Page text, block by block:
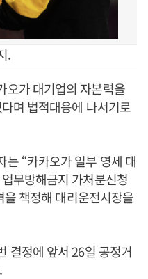
.
오가 대기업의 자본력을
며 법적대응에 나서기로
는 “카카오가 일부 영세 대
무방해금지 가처분신청
책정해 대리운전시장을
결정에 앞서 26일 공정거